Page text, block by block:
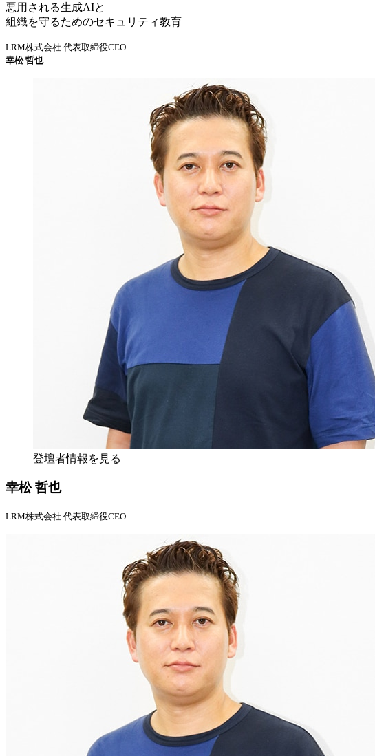
悪用される生成AIと
組織を守るためのセキュリティ教育
LRM株式会社 代表取締役CEO
幸松 哲也
登壇者情報を見る
幸松 哲也
LRM株式会社 代表取締役CEO